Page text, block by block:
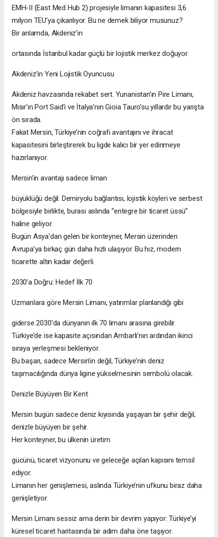
EMH-II (East Med Hub 2) projesiyle limanın kapasitesi 3,6
milyon TEU’ya çıkarılıyor. Bu ne demek biliyor musunuz?
Bir anlamda, Akdeniz’in
ortasında İstanbul kadar güçlü bir lojistik merkez doğuyor.
Akdeniz’in Yeni Lojistik Oyuncusu
Akdeniz havzasında rekabet sert. Yunanistan’ın Pire Limanı,
Mısır’ın Port Said’i ve İtalya’nın Gioia Tauro’su yıllardır bu yarışta
ön sırada.
Fakat Mersin, Türkiye’nin coğrafi avantajını ve ihracat
kapasitesini birleştirerek bu ligde kalıcı bir yer edinmeye
hazırlanıyor.
Mersin’in avantajı sadece liman
büyüklüğü değil. Demiryolu bağlantısı, lojistik köyleri ve serbest
bölgesiyle birlikte, burası aslında “entegre bir ticaret üssü”
haline geliyor.
Bugün Asya’dan gelen bir konteyner, Mersin üzerinden
Avrupa’ya birkaç gün daha hızlı ulaşıyor. Bu hız, modern
ticarette altın kadar değerli.
2030’a Doğru: Hedef İlk 70
Uzmanlara göre Mersin Limanı, yatırımlar planlandığı gibi
giderse 2030’da dünyanın ilk 70 limanı arasına girebilir.
Türkiye’de ise kapasite açısından Ambarlı’nın ardından ikinci
sıraya yerleşmesi bekleniyor.
Bu başarı, sadece Mersin’in değil, Türkiye’nin deniz
taşımacılığında dünya ligine yükselmesinin sembolü olacak.
Denizle Büyüyen Bir Kent
Mersin bugün sadece deniz kıyısında yaşayan bir şehir değil;
denizle büyüyen bir şehir.
Her konteyner, bu ülkenin üretim
gücünü, ticaret vizyonunu ve geleceğe açılan kapısını temsil
ediyor.
Limanın her genişlemesi, aslında Türkiye’nin ufkunu biraz daha
genişletiyor.
Mersin Limanı sessiz ama derin bir devrim yapıyor: Türkiye’yi
küresel ticaret haritasında bir adım daha öne taşıyor.